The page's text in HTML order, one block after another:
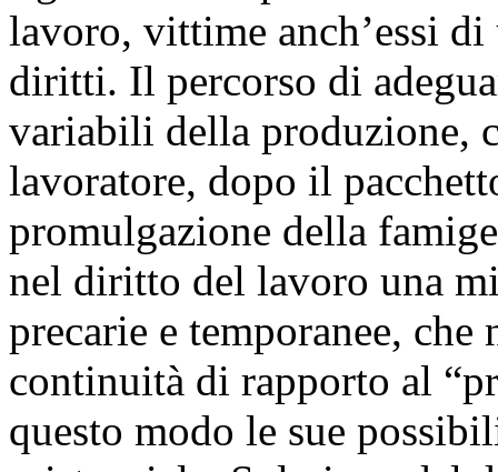
lavoro, vittime anch’essi di
diritti. Il percorso di
variabili della produzione,
lavoratore, dopo il
promulgazione della
nel diritto del lavoro una
precarie e temporanee,
continuità di rapporto al
questo modo le sue